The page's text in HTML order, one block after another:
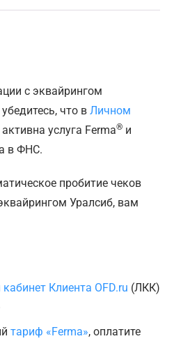
с эквайрингом
убедитесь, что в Личном
услуга Ferma® и
в ФНС.
пробитие чеков
Уралсиб, вам
Клиента OFD.ru (ЛКК)
тариф «Ferma», оплатите